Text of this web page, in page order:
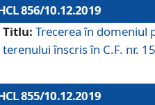
856/10.12.2019
Titlu: Trecerea în domeniul
terenului înscris în C.F. nr.
855/10.12.2019